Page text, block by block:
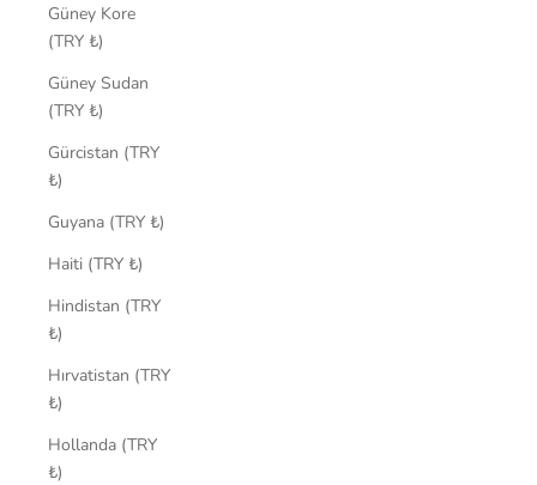
Güney Kore
(TRY ₺)
Güney Sudan
(TRY ₺)
Gürcistan (TRY
₺)
Guyana (TRY ₺)
Haiti (TRY ₺)
Hindistan (TRY
₺)
Hırvatistan (TRY
₺)
Hollanda (TRY
₺)